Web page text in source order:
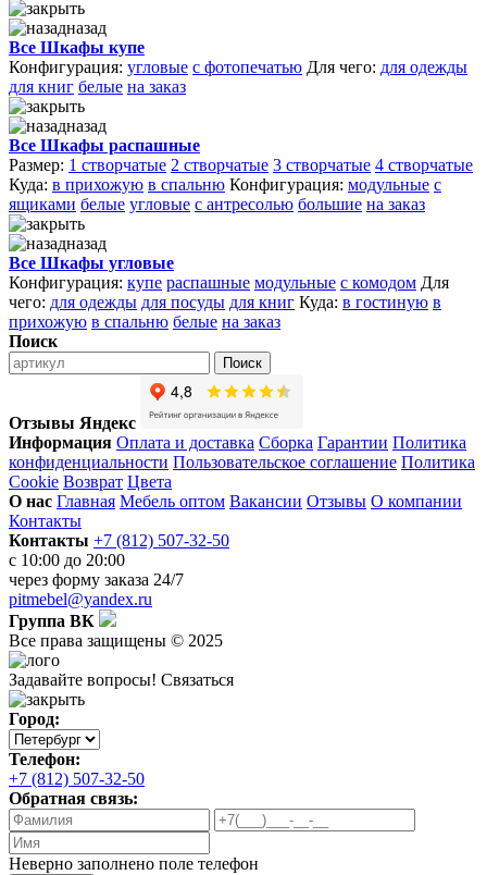
назад
Все Шкафы купе
Конфигурация: угловые с фотопечатью Для чего: для одежды
для книг белые на заказ
назад
Все Шкафы распашные
Размер: 1 створчатые 2 створчатые 3 створчатые 4 створчатые
Куда: в прихожую в спальню Конфигурация: модульные с
ящиками белые угловые с антресолью большие на заказ
назад
Все Шкафы угловые
Конфигурация: купе распашные модульные с комодом Для
чего: для одежды для посуды для книг Куда: в гостиную в
прихожую в спальню белые на заказ
Поиск
Поиск
Отзывы Яндекс
Информация Оплата и доставка Сборка Гарантии Политика
конфиденциальности Пользовательское соглашение Политика
Cookie Возврат Цвета
О нас Главная Мебель оптом Вакансии Отзывы О компании
Контакты
Контакты +7 (812) 507-32-50
с 10:00 до 20:00
через форму заказа 24/7
pitmebel@yandex.ru
Группа ВК
Все права защищены © 2025
Задавайте вопросы! Связаться
Город:
Телефон:
+7 (812) 507-32-50
Обратная связь:
Неверно заполнено поле телефон